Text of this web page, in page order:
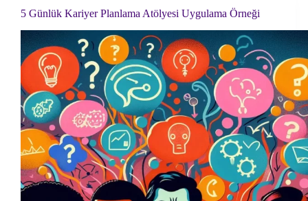
5 Günlük Kariyer Planlama Atölyesi Uygulama Örneği